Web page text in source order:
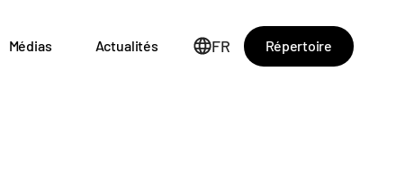
Médias Actualités FR Répertoire